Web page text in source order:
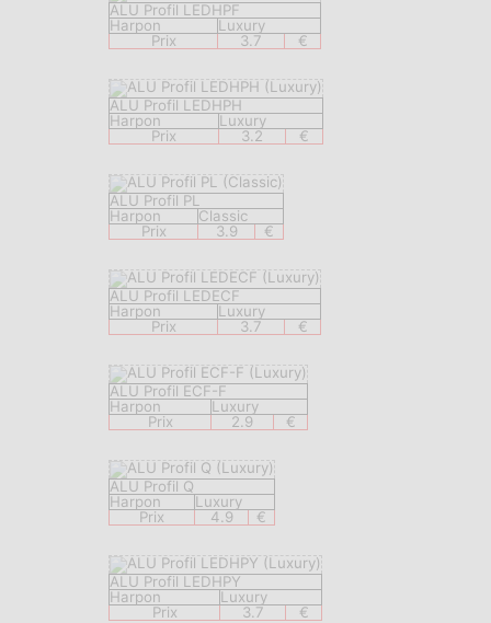
ALU Profil LEDHPF
Harpon
Luxury
Prix
3.7 €
ALU Profil LEDHPH
Harpon
Luxury
Prix
3.2 €
ALU Profil PL
Harpon
Classic
Prix
3.9 €
ALU Profil LEDECF
Harpon
Luxury
Prix
3.7 €
ALU Profil ECF-F
Harpon
Luxury
Prix
2.9 €
ALU Profil Q
Harpon
Luxury
Prix
4.9 €
ALU Profil LEDHPY
Harpon
Luxury
Prix
3.7 €